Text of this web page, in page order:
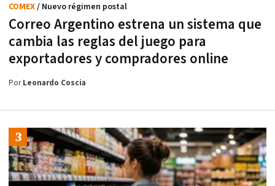
Correo Argentino estrena un sistema que
cambia las reglas del juego para
exportadores y compradores online
COMEX/ Nuevo régimen postal
PorLeonardo Coscia